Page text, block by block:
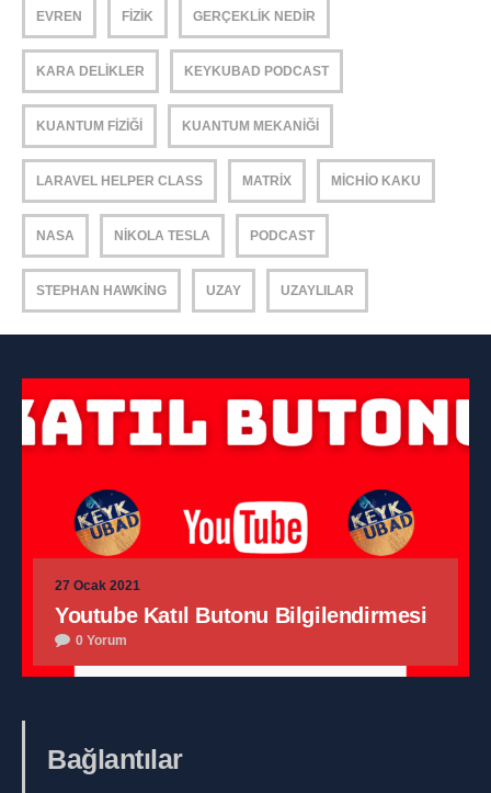
EVREN FIZIK GERÇEKLIK NEDIR
KARA DELIKLER KEYKUBAD PODCAST
KUANTUM FIZIĞI KUANTUM MEKANIĞI
LARAVEL HELPER CLASS MATRIX MICHIO KAKU
NASA NIKOLA TESLA PODCAST
STEPHAN HAWKING UZAY UZAYLILAR
27 Ocak 2021
Youtube Katıl Butonu Bilgilendirmesi
0 Yorum
Bağlantılar